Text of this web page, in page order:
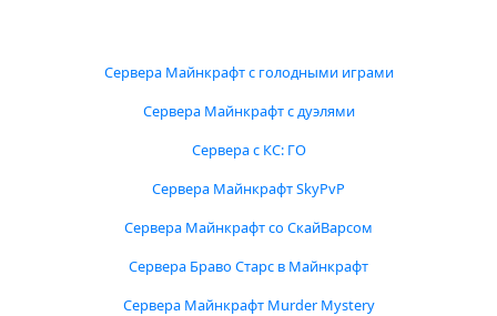
Сервера Майнкрафт с голодными играми
Сервера Майнкрафт с дуэлями
Сервера с КС: ГО
Сервера Майнкрафт SkyPvP
Сервера Майнкрафт со СкайВарсом
Сервера Браво Старс в Майнкрафт
Сервера Майнкрафт Murder Mystery